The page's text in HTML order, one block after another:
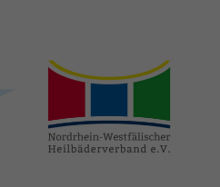
heilbaeder.de